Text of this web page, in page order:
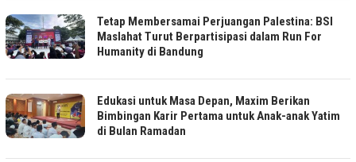
Tetap Membersamai Perjuangan Palestina: BSI
Maslahat Turut Berpartisipasi dalam Run For
Humanity di Bandung
Edukasi untuk Masa Depan, Maxim Berikan
Bimbingan Karir Pertama untuk Anak-anak Yatim
di Bulan Ramadan